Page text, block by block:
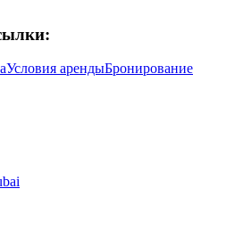
Условия арендыБронирование